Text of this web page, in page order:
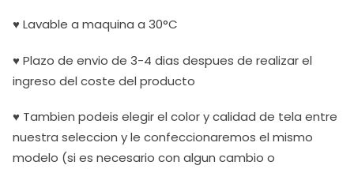
♥ Lavable a maquina a 30°C
♥ Plazo de envio de 3-4 dias despues de realizar el
ingreso del coste del producto
♥ Tambien podeis elegir el color y calidad de tela entre
nuestra seleccion y le confeccionaremos el mismo
modelo (si es necesario con algun cambio o